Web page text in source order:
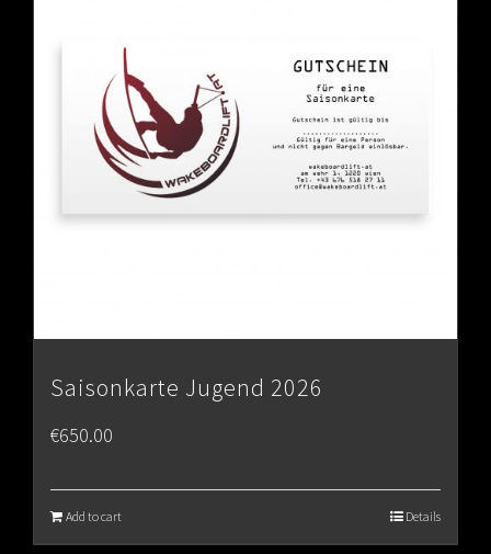
Saisonkarte Jugend 2026
€650.00
Add to cart Details